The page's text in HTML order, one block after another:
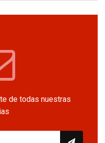
de todas nuestras